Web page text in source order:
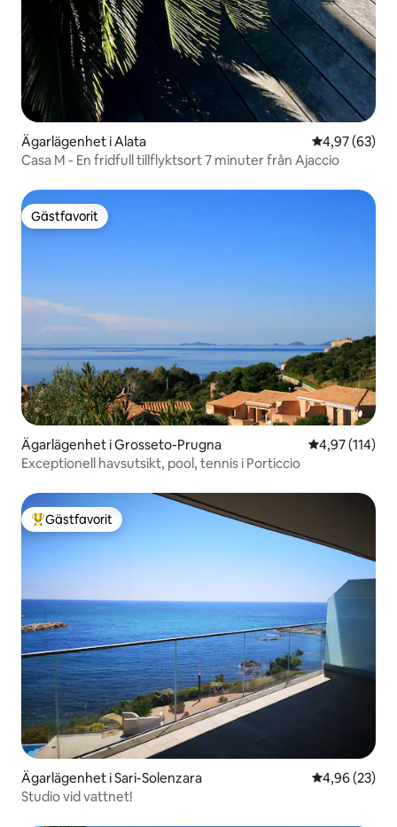
Ägarlägenhet i Alata 4,97 av 5 i
4,97 (63)
Casa M - En fridfull tillflyktsort 7 minuter från Ajaccio
Gästfavorit
Gästfavorit
Ägarlägenhet i Grosseto-Prugna 4,97 av 5 i
4,97 (114)
Exceptionell havsutsikt, pool, tennis i Porticcio
Populär gästfavorit
Gästfavorit
Ägarlägenhet i Sari-Solenzara 4,96 av 5 i
4,96 (23)
Studio vid vattnet!